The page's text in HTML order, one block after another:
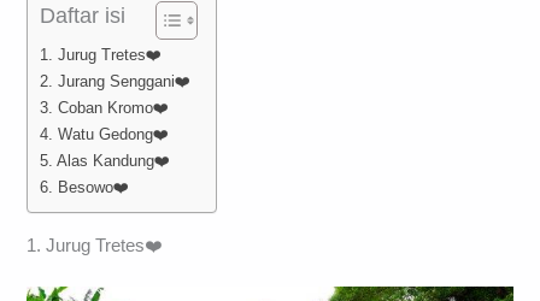
Daftar isi
1. Jurug Tretes❤️
2. Jurang Senggani❤️
3. Coban Kromo❤️
4. Watu Gedong❤️
5. Alas Kandung❤️
6. Besowo❤️
1. Jurug Tretes❤️